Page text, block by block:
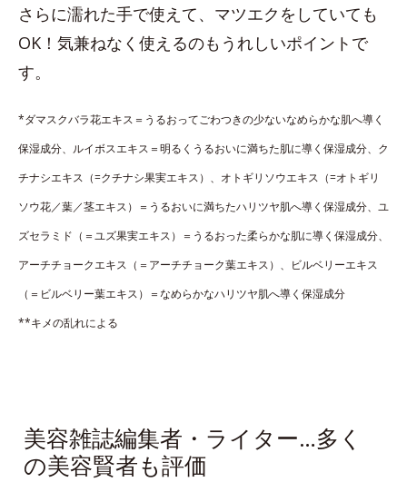
さらに濡れた手で使えて、マツエクをしていても
OK！気兼ねなく使えるのもうれしいポイントで
す。
*ダマスクバラ花エキス＝うるおってごわつきの少ないなめらかな肌へ導く
保湿成分、ルイボスエキス＝明るくうるおいに満ちた肌に導く保湿成分、ク
チナシエキス（=クチナシ果実エキス）、オトギリソウエキス（=オトギリ
ソウ花／葉／茎エキス）＝うるおいに満ちたハリツヤ肌へ導く保湿成分、ユ
ズセラミド（＝ユズ果実エキス）＝うるおった柔らかな肌に導く保湿成分、
アーチチョークエキス（＝アーチチョーク葉エキス）、ビルベリーエキス
（＝ビルベリー葉エキス）＝なめらかなハリツヤ肌へ導く保湿成分
**キメの乱れによる
美容雑誌編集者・ライター…多く
の美容賢者も評価